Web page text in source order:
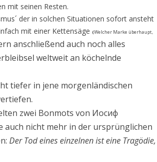
mit seinen Resten.
der in solchen Situationen sofort ansteht
mit einer Kettensäge (Welcher Marke überhaupt,
anschließend auch noch alles
weltweit an köchelnde
tiefer in jene morgenländischen
zwei Bonmots von Иосиф
nicht mehr in der ursprünglichen
Der Tod eines einzelnen ist eine Tragödie,